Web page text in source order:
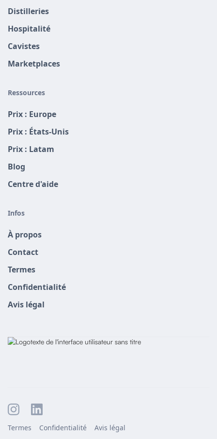
Distilleries
Hospitalité
Cavistes
Marketplaces
Ressources
Prix : Europe
Prix : États-Unis
Prix : Latam
Blog
Centre d'aide
Infos
À propos
Contact
Termes
Confidentialité
Avis légal
Termes Confidentialité Avis légal